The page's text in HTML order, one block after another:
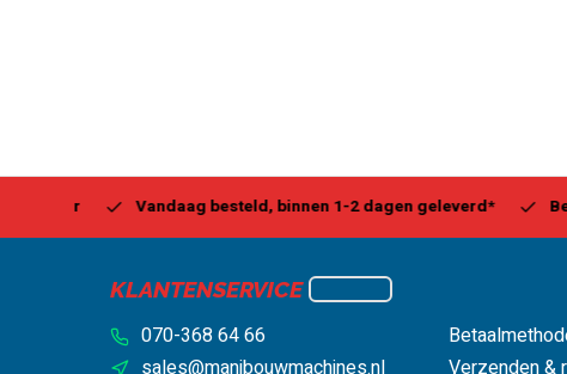
Vandaag besteld, binnen 1-2 dagen geleverd*
KLANTENSERVICE
070-368 64 66
sales@manibouwmachines.nl
Verzenden &